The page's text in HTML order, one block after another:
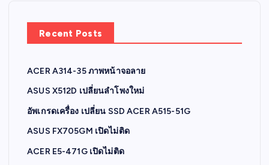
Recent Posts
ACER A314-35 ภาพหน้าจอลาย
ASUS X512D เปลี่ยนลำโพงใหม่
อัพเกรดเครื่อง เปลี่ยน SSD ACER A515-51G
ASUS FX705GM เปิดไม่ติด
ACER E5-471G เปิดไม่ติด